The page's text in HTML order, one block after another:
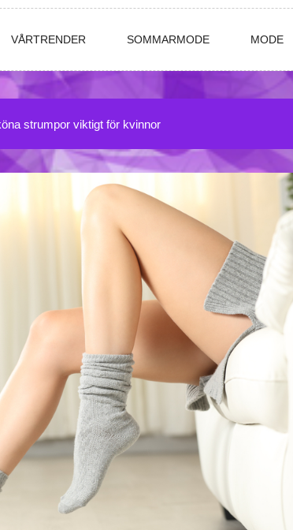
VÅRTRENDER SOMMARMODE MODE
strumpor viktigt för kvinnor